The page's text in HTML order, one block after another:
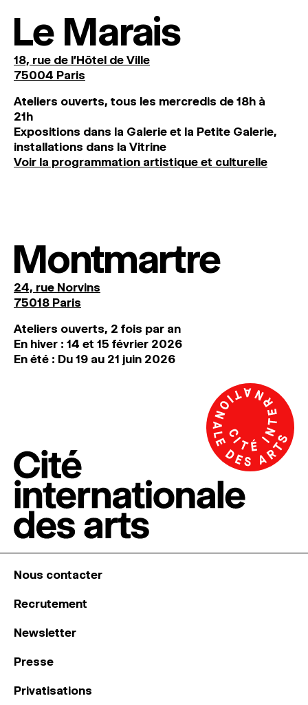
Le Marais
18, rue de l'Hôtel de Ville
75004 Paris
Ateliers ouverts, tous les mercredis de 18h à
21h
Expositions dans la Galerie et la Petite Galerie,
installations dans la Vitrine
Voir la programmation artistique et culturelle
Montmartre
24, rue Norvins
75018 Paris
Ateliers ouverts, 2 fois par an
En hiver : 14 et 15 février 2026
En été : Du 19 au 21 juin 2026
Nous contacter
Recrutement
Newsletter
Presse
Privatisations